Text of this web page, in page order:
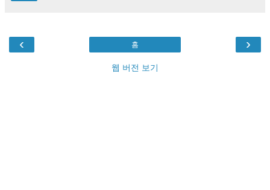
‹ ›
홈
웹 버전 보기